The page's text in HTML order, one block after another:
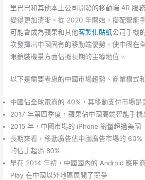
里巴巴和其他本土公司開發的移動端 AR 服
變得更加清晰。從 2020 年開始，搭配智能
可能會成為蘋果和其他客製化貼紙公司手機
次發揮出中國固有的移動端優勢，使中國在
眼鏡裝機量方面佔據長期的主導地位。
以下是需要考慮的中國市場趨勢、商業模式
中國佔全球電商的 40%，其移動支付市場是
2017 年第四季度，蘋果佔中國高端智能手機
2015 年，中國市場的 iPhone 銷量超過美國
長期來看，移動廣告佔中國廣告市場的 60%
的佔比超過 80%
早在 2014 年初，中國國內的 Android 應用
Play 在中國以外地區展開了競爭